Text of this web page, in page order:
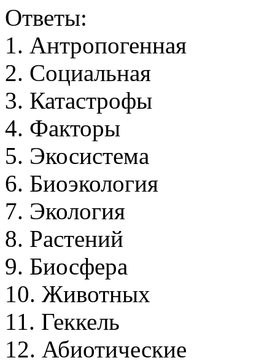
Ответы:
1. Антропогенная
2. Социальная
3. Катастрофы
4. Факторы
5. Экосистема
6. Биоэкология
7. Экология
8. Растений
9. Биосфера
10. Животных
11. Геккель
12. Абиотические